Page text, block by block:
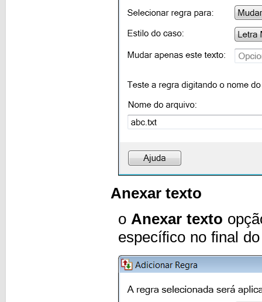
Anexar texto
o Anexar texto
específico no final